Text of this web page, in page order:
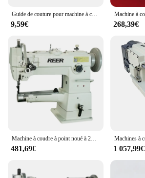
Guide de couture pour machine à coudre industrielle, pied-de-biche de poche
9,59€ 268,39€
Machine à coudre à point noué à 244 intervalles, pied de marche au lit, (demandez-nous pour une expédition bon marché)
481,69€ 1 057,99€